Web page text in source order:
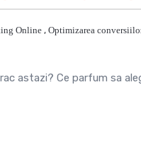
Online, Optimizarea
astazi? Ce parfum sa